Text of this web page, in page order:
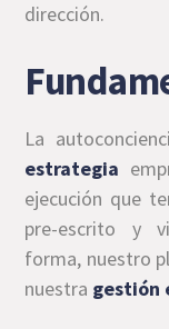
dirección.
La
estrategia
ejecución que
pre-escrito y
forma, nuestro
nuestra gestión